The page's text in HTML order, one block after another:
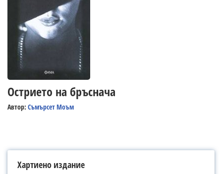
Острието на бръснача
Автор: Съмърсет Моъм
Хартиено издание